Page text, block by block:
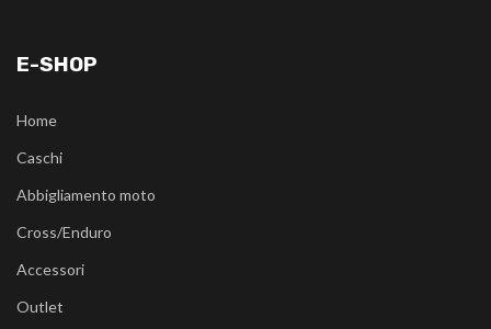
E-SHOP
Home
Caschi
Abbigliamento moto
Cross/Enduro
Accessori
Outlet